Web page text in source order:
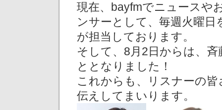
現在、bayfmでニュースや
ンサーとして、毎週火曜日
が担当しております。
そして、8月2日からは、
ととなりました！
これからも、リスナーの
伝えしてまいります。